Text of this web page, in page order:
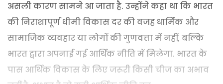
असली कारण सामने आ जाता है. उन्होंने कहा था कि भारत
की निराशापूर्ण धीमी विकास दर की वजह धार्मिक और
सामाजिक व्यवहार या लोगों की गुणवत्ता में नहीं, बल्कि
भारत द्वारा अपनाई गई आर्थिक नीति में मिलेगा. भारत के
पास आर्थिक विकास के लिए जरूरी किसी चीज का अभाव